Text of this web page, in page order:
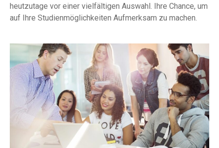
heutzutage vor einer vielfältigen Auswahl. Ihre Chance, um
auf Ihre Studienmöglichkeiten Aufmerksam zu machen.